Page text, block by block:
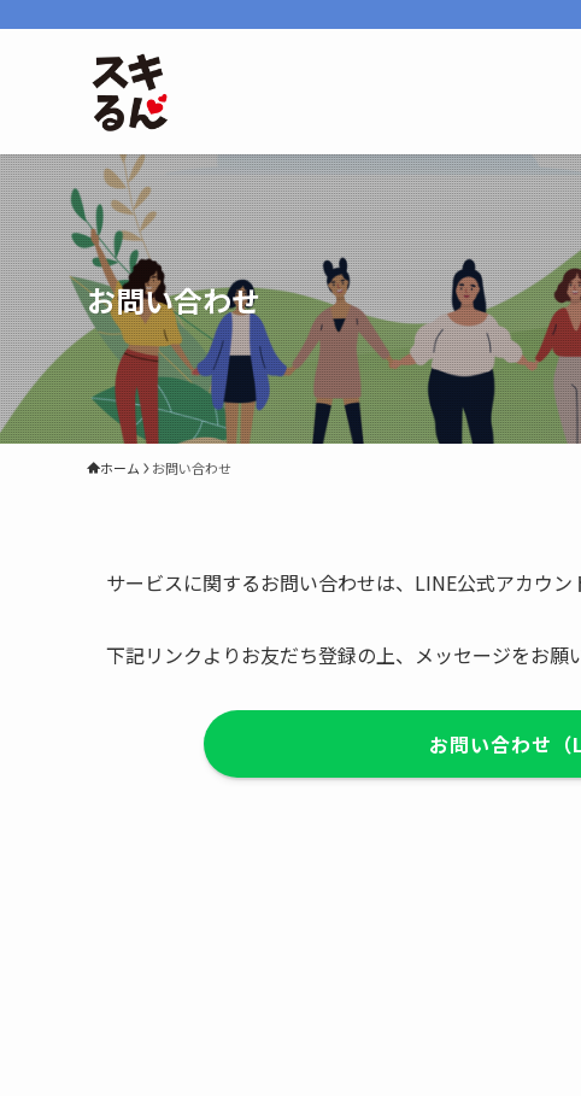
お問い合わせ
ホーム お問い合わせ
サービスに関するお問い合わせは、LINE公式アカウン
下記リンクよりお友だち登録の上、メッセージをお願
お問い合わせ（